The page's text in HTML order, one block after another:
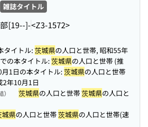
雑誌タイトル
[19--]-<Z3-1572>
タイトル: 茨城県の人口と世帯, 昭和55年
の本タイトル:茨城県の人口と世帯 (推
1日の本タイトル: 茨城県の人口と世帯
2年10月1日
茨城県の人口と世帯茨城県の人口と
城県の人口と世帯茨城県の人口と世帯(速